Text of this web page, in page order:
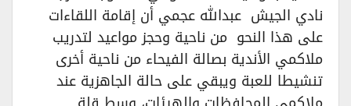
نادي الجيش عبدالله عجمي أن إقامة اللقاءات
على هذا النحو من ناحية وحجز مواعيد لتدريب
ملاكمي الأندية بصالة الفيحاء من ناحية أخرى
تنشيطا للعبة ويبقي على حالة الجاهزية عند